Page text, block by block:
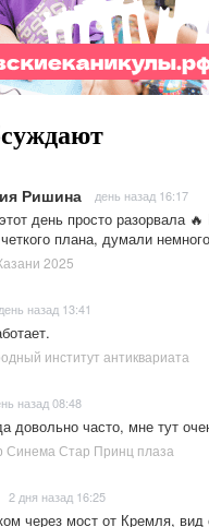
Ришина день назад 16:17
день просто разорвала
четкого плана, думали немного
2025
день назад 13:41
институт антиквариата
назад 08:48
довольно часто, мне тут
Синема Стар Принц плаза
2 дня назад 16:25
через мост от Кремля, вид